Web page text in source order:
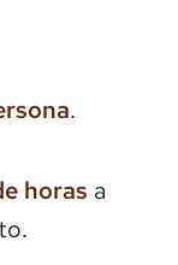
.
horas a